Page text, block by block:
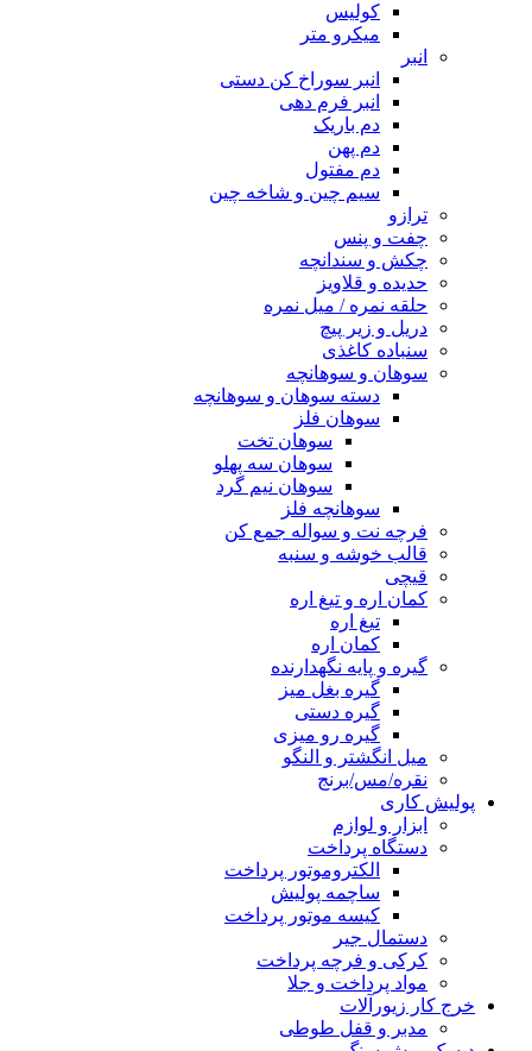
کولیس
میکرو متر
انبر
انبر سوراخ کن دستی
انبر فرم دهی
دم باریک
دم پهن
دم مفتول
سیم چین و شاخه چین
ترازو
چفت و پنس
چکش و سندانچه
حدیده و قلاویز
حلقه نمره / میل نمره
دریل و زیر پیچ
سنباده کاغذی
سوهان و سوهانچه
دسته سوهان و سوهانچه
سوهان فلز
سوهان تخت
سوهان سه پهلو
سوهان نیم گرد
سوهانچه فلز
فرچه نت و سواله جمع کن
قالب خوشه و سنبه
قیچی
کمان اره و تیغ اره
تیغ اره
کمان اره
گیره و پایه نگهدارنده
گیره بغل میز
گیره دستی
گیره رو میزی
میل انگشتر و النگو
نقره/مس/برنج
پولیش کاری
ابزار و لوازم
دستگاه پرداخت
الکتروموتور پرداخت
ساچمه پولیش
کیسه موتور پرداخت
دستمال جیر
کرکی و فرچه پرداخت
مواد پرداخت و جلا
خرج کار زیورآلات
مدبر و قفل طوطی